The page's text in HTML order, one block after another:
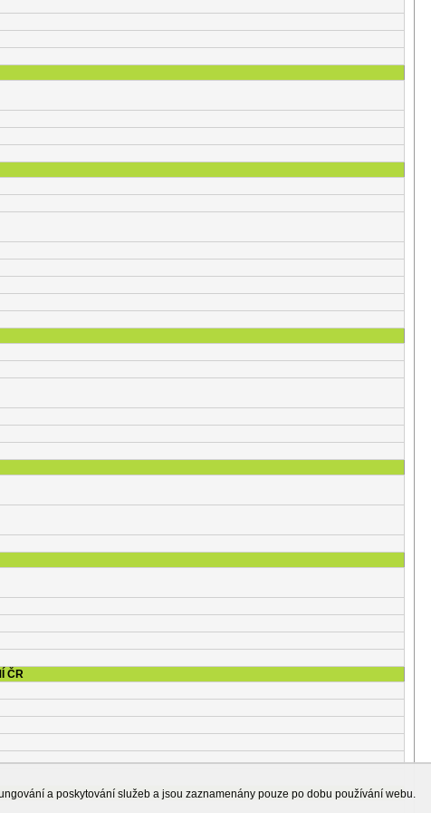
ČR
a poskytování služeb a jsou zaznamenány pouze po dobu používání webu.